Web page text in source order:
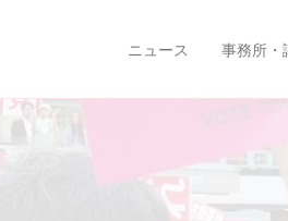
ニュース 事務所・